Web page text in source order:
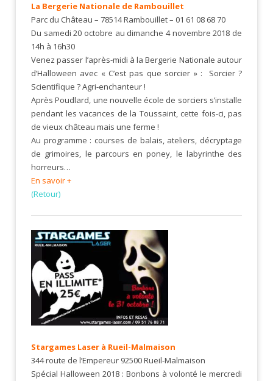
La Bergerie Nationale de Rambouillet
Parc du Château – 78514 Rambouillet – 01 61 08 68 70
Du samedi 20 octobre au dimanche 4 novembre 2018 de
14h à 16h30
Venez passer l’après-midi à la Bergerie Nationale autour
d’Halloween avec « C’est pas que sorcier » : Sorcier ?
Scientifique ? Agri-enchanteur !
Après Poudlard, une nouvelle école de sorciers s’installe
pendant les vacances de la Toussaint, cette fois-ci, pas
de vieux château mais une ferme !
Au programme : courses de balais, ateliers, décryptage
de grimoires, le parcours en poney, le labyrinthe des
horreurs…
En savoir +
(Retour)
Stargames Laser à Rueil-Malmaison
344 route de l’Empereur 92500 Rueil-Malmaison
Spécial Halloween 2018 : Bonbons à volonté le mercredi